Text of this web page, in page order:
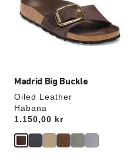
Madrid Big Buckle
Oiled Leather
Habana
Price:
1.150,00 kr
opdatere
produktbilledet